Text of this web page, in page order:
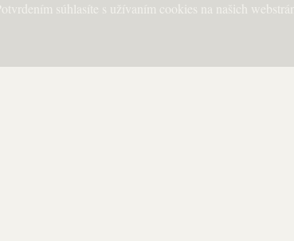
súhlasíte s užívaním cookies na našich